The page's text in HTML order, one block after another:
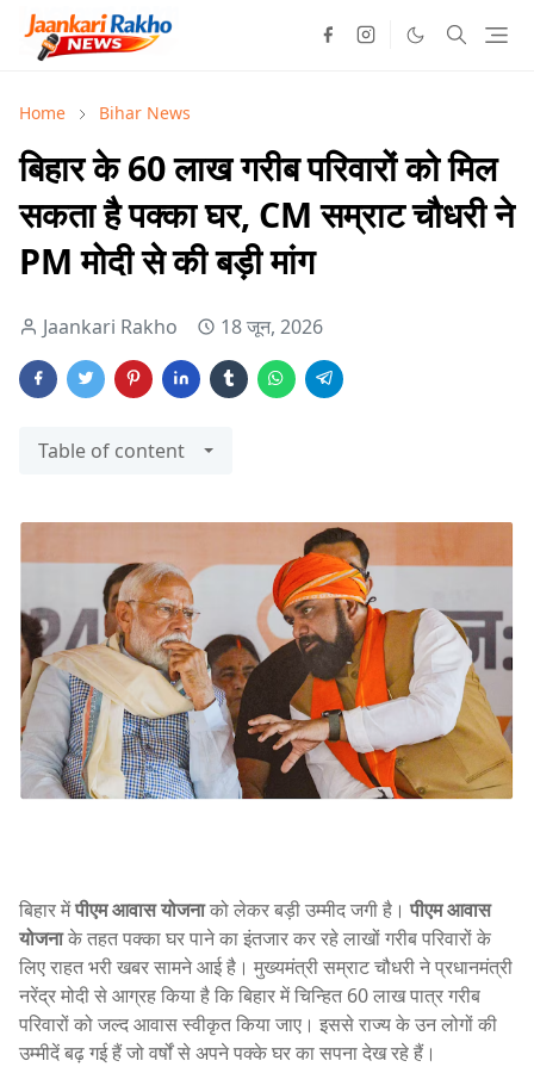
Home Bihar News
बिहार के 60 लाख गरीब परिवारों को मिल
सकता है पक्का घर, CM सम्राट चौधरी ने
PM मोदी से की बड़ी मांग
Jaankari Rakho 18 जून, 2026
Table of content
बिहार मेंपीएम आवास योजनाको लेकर बड़ी उम्मीद जगी है।पीएम आवास
योजनाके तहत पक्का घर पाने का इंतजार कर रहे लाखों गरीब परिवारों के
लिए राहत भरी खबर सामने आई है। मुख्यमंत्री सम्राट चौधरी ने प्रधानमंत्री
नरेंद्र मोदी से आग्रह किया है कि बिहार में चिन्हित 60 लाख पात्र गरीब
परिवारों को जल्द आवास स्वीकृत किया जाए। इससे राज्य के उन लोगों की
उम्मीदें बढ़ गई हैं जो वर्षों से अपने पक्के घर का सपना देख रहे हैं।